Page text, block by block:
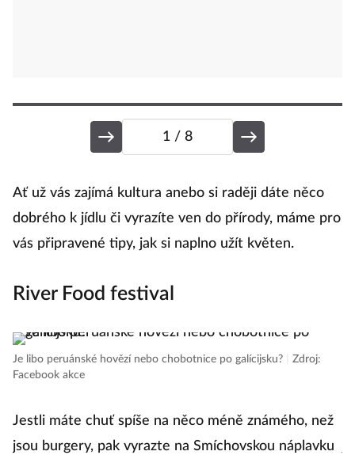
1 / 8
Ať už vás zajímá kultura anebo si raději dáte něco
dobrého k jídlu či vyrazíte ven do přírody, máme pro
vás připravené tipy, jak si naplno užít květen.
River Food festival
Je libo peruánské hovězí nebo chobotnice po galícijsku?
Zdroj:
Facebook akce
Jestli máte chuť spíše na něco méně známého, než
jsou burgery, pak vyrazte na Smíchovskou náplavku